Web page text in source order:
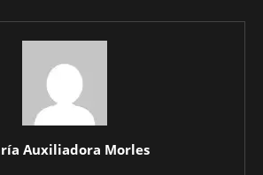
Auxiliadora Morles